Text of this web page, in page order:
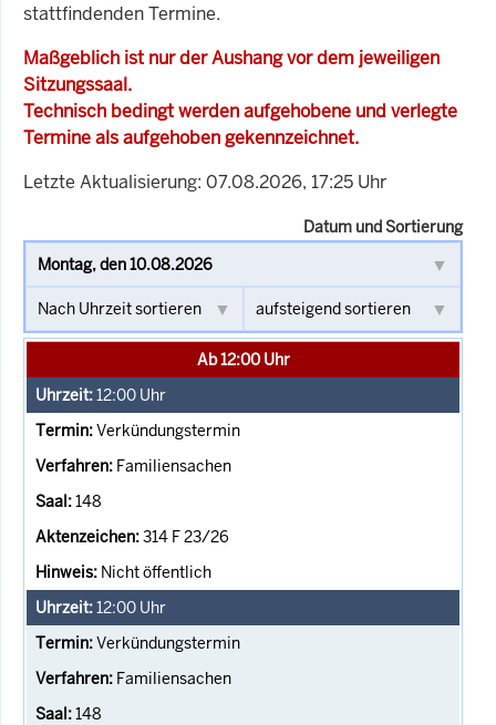
stattfindenden Termine.
Maßgeblich ist nur der Aushang vor dem jeweiligen
Sitzungssaal.
Technisch bedingt werden aufgehobene und verlegte
Termine als aufgehoben gekennzeichnet.
Letzte Aktualisierung: 07.08.2026, 17:25 Uhr
Datum und Sortierung
Ab 12:00 Uhr
12:00 Uhr
Verkündungstermin
Familiensachen
148
314 F 23/26
Nicht öffentlich
12:00 Uhr
Verkündungstermin
Familiensachen
148